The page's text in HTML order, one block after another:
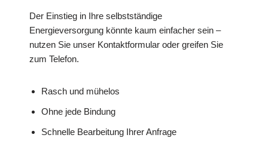
Der Einstieg in Ihre selbstständige
Energieversorgung könnte kaum einfacher sein –
nutzen Sie unser Kontaktformular oder greifen Sie
zum Telefon.
Rasch und mühelos
Ohne jede Bindung
Schnelle Bearbeitung Ihrer Anfrage